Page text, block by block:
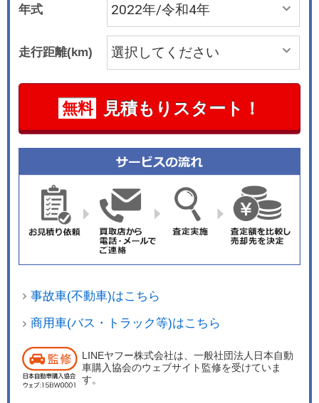
年式
走行距離(km)
無料 見積もりスタート！
事故車(不動車)はこちら
商用車(バス・トラック等)はこちら
LINEヤフー株式会社は、一般社団法人日本自動
車購入協会のウェブサイト監修を受けていま
す。